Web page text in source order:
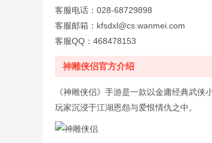
客服电话：028-68729898
客服邮箱：kfsdxl@cs.wanmei.com
客服QQ：468478153
神雕侠侣官方介绍
《神雕侠侣》手游是一款以金庸经典武
玩家沉浸于江湖恩怨与爱恨情仇之中。